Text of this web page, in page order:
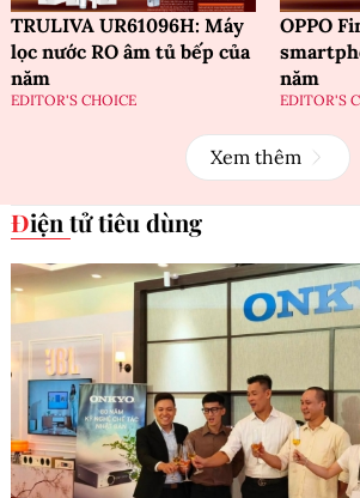
TRULIVA UR61096H: Máy
lọc nước RO âm tủ bếp của
năm
EDITOR'S CHOICE
OPPO
năm
EDITOR'S
Xem thêm
Điện tử tiêu dùng